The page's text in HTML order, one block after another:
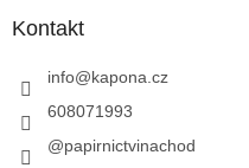
Kontakt
info@kapona.cz
608071993
@papirnictvinachod